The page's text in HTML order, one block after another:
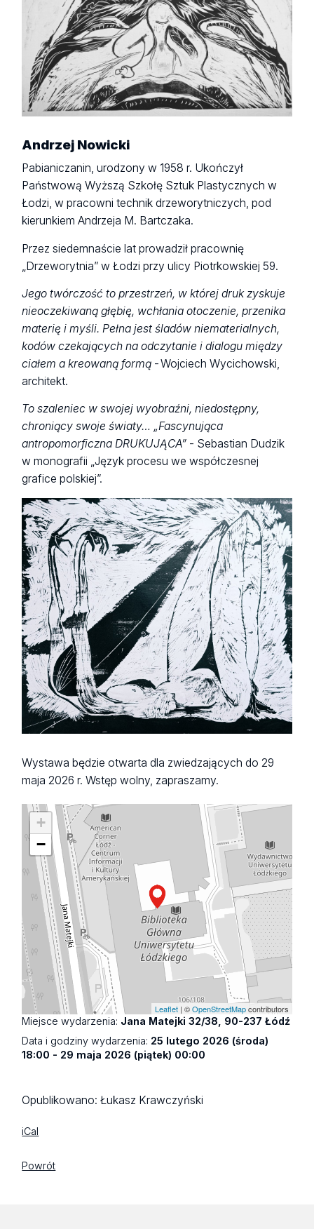
Andrzej Nowicki
Pabianiczanin, urodzony w 1958 r. Ukończył
Państwową Wyższą Szkołę Sztuk Plastycznych w
Łodzi, w pracowni technik drzeworytniczych, pod
kierunkiem Andrzeja M. Bartczaka.
Przez siedemnaście lat prowadził pracownię
„Drzeworytnia” w Łodzi przy ulicy Piotrkowskiej 59.
Jego twórczość to przestrzeń, w której druk zyskuje
nieoczekiwaną głębię, wchłania otoczenie, przenika
materię i myśli. Pełna jest śladów niematerialnych,
kodów czekających na odczytanie i dialogu między
ciałem a kreowaną formą - Wojciech Wycichowski,
architekt.
To szaleniec w swojej wyobraźni, niedostępny,
chroniący swoje światy… „Fascynująca
antropomorficzna DRUKUJĄCA” - Sebastian Dudzik
w monografii „Język procesu we współczesnej
grafice polskiej”.
Wystawa będzie otwarta dla zwiedzających do 29
maja 2026 r. Wstęp wolny, zapraszamy.
+
−
Leaflet| ©OpenStreetMapcontributors
Miejsce wydarzenia: Jana Matejki 32/38, 90-237 Łódź
Data i godziny wydarzenia: 25 lutego 2026 (środa)
18:00 - 29 maja 2026 (piątek) 00:00
Opublikowano:Łukasz Krawczyński
iCal
Powrót